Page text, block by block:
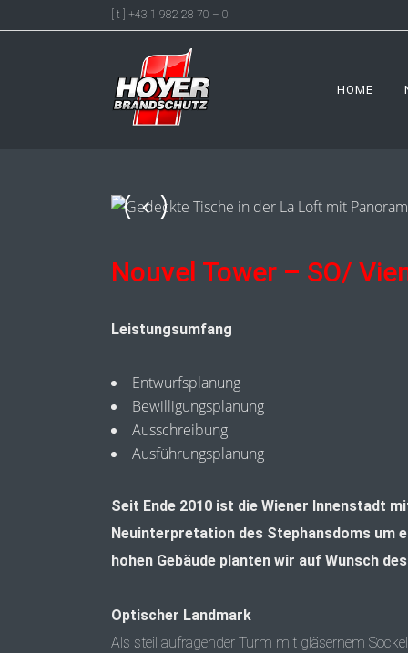
[ t ] +43 1 982 28 70 – 0
HOME
Nouvel Tower – SO/
Leistungsumfang
Entwurfsplanung
Bewilligungsplanung
Ausschreibung
Ausführungsplanung
Seit Ende 2010 ist die Wiener Innenstadt
Neuinterpretation des Stephansdoms um
hohen Gebäude planten wir auf Wunsch
Optischer Landmark
Als steil aufragender Turm mit gläsernem